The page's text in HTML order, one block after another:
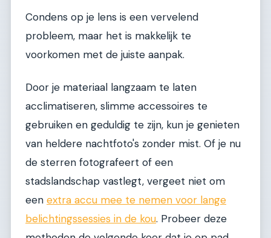
Condens op je lens is een vervelend
probleem, maar het is makkelijk te
voorkomen met de juiste aanpak.
Door je materiaal langzaam te laten
acclimatiseren, slimme accessoires te
gebruiken en geduldig te zijn, kun je genieten
van heldere nachtfoto's zonder mist. Of je nu
de sterren fotografeert of een
stadslandschap vastlegt, vergeet niet om
een extra accu mee te nemen voor lange
belichtingssessies in de kou. Probeer deze